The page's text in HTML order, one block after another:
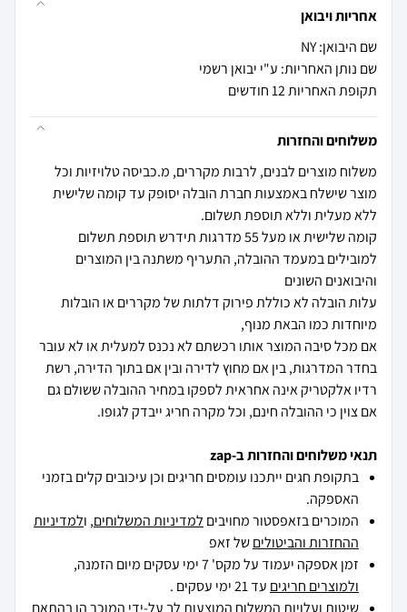
אחריות ויבואן
שם היבואן: NY
שם נותן האחריות: ע"י יבואן רשמי
תקופת האחריות 12 חודשים
משלוחים והחזרות
משלוח מוצרים לבנים, לרבות מקררים, מ.כביסה טלויזיות וכל
מוצר שישלח באמצעות חברת הובלה יסופק עד קומה שלישית
קומה שלישית או מעל 55 מדרגות תידרש תוספת תשלום
למובילים במעמד ההובלה, התעריף משתנה בין המוצרים
עלות הובלה לא כוללת פירוק דלתות של מקררים או הובלות
אם מכל סיבה המוצר אותו רכשתם לא נכנס למעלית או לא עובר
בחדר המדרגות, בין אם מחוץ לדירה ובין אם בתוך הדירה, רשת
רדיו אלקטריק אינה אחראית לספקו במחיר ההובלה ששולם גם
אם צוין כי ההובלה חינם, וכל מקרה חריג ייבדק לגופו.
תנאי משלוחים והחזרות ב-zap
בתקופת חגים ייתכנו עומסים חריגים וכן עיכובים קלים בזמני
האספקה.
המוכרים בזאפסטור מחויבים למדיניות המשלוחים, ולמדיניות
ההחזרות והביטוליםשל זאפ
זמן אספקה יעמוד על מקס' 7 ימי עסקים מיום הזמנה,
ולמוצרים חריגים עד 21 ימי עסקים .
שיטות ועלויות המשלוח המוצעות לך על-ידי המוכר הן בהתאם